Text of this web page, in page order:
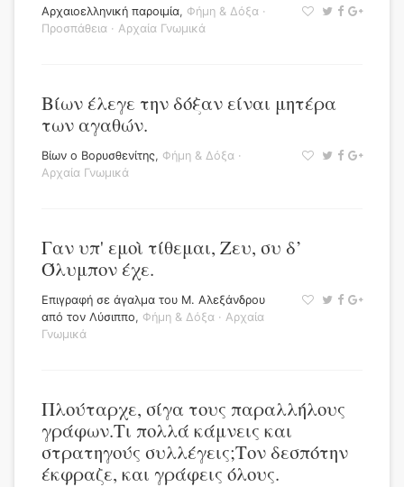
Αρχαιοελληνική παροιμία, Φήμη & Δόξα ·
Προσπάθεια · Αρχαία Γνωμικά
Βίων έλεγε την δόξαν είναι μητέρα
των αγαθών.
Βίων ο Βορυσθενίτης, Φήμη & Δόξα ·
Αρχαία Γνωμικά
Γαν υπ' εμοὶ τίθεμαι, Ζευ, συ δ’
Όλυμπον έχε.
Επιγραφή σε άγαλμα του Μ. Αλεξάνδρου
από τον Λύσιππο, Φήμη & Δόξα · Αρχαία
Γνωμικά
Πλούταρχε, σίγα τους παραλλήλους
γράφων.Τι πολλά κάμνεις και
στρατηγούς συλλέγεις;Τον δεσπότην
έκφραζε, και γράφεις όλους.